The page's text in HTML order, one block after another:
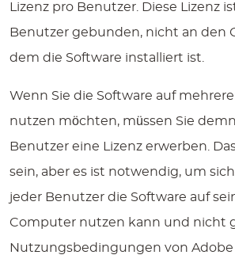
Lizenz pro Benutzer. Diese Lizenz
Benutzer gebunden, nicht an den
dem die Software installiert ist.
Wenn Sie die Software auf
nutzen möchten, müssen Sie
Benutzer eine Lizenz erwerben.
sein, aber es ist notwendig, um
jeder Benutzer die Software auf
Computer nutzen kann und nicht
Nutzungsbedingungen von Adobe